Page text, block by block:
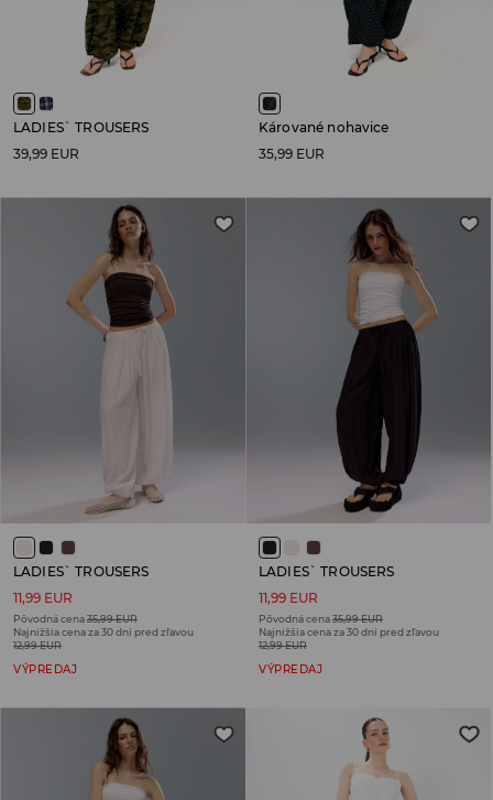
LADIES` TROUSERS
39,99 EUR
Kárované nohavice
35,99 EUR
LADIES` TROUSERS
11,99 EUR
Pôvodná cena35,99 EUR
Najnižšia cena za 30 dní pred zľavou
12,99 EUR
VÝPREDAJ
LADIES` TROUSERS
11,99 EUR
Pôvodná cena35,99 EUR
Najnižšia cena za 30 dní pred zľavou
12,99 EUR
VÝPREDAJ